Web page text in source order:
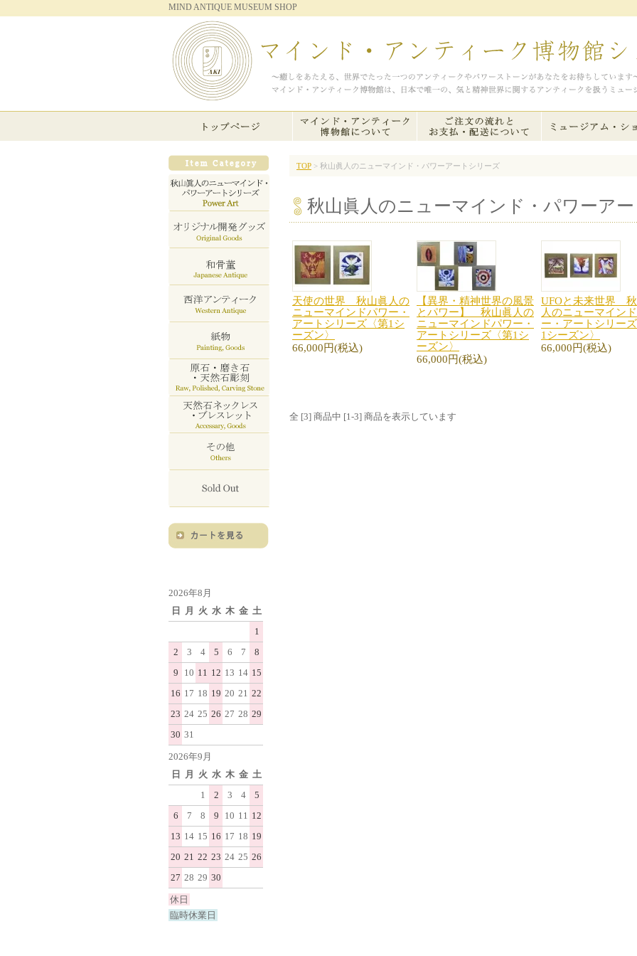
MIND ANTIQUE MUSEUM SHOP
2026年8月
日
月 火 水 木 金 土
1
2
3 4 5 6 7
8
9
10 11 12 13 14 15
16 17 18 19 20 21 22
23 24 25 26 27 28 29
30 31
2026年9月
日
月 火 水 木 金 土
1
2 3 4
5
6
7 8 9 10 11 12
13 14 15 16 17 18 19
20 21 22 23 24 25 26
27 28 29 30
休日
臨時休業日
TOP > 秋山眞人のニューマインド・パワーアートシリーズ
秋山眞人のニューマインド・パワーア
天使の世界 秋山眞人の
ニューマインドパワー・
アートシリーズ〈第1シ
ーズン〉
66,000円(税込)
【異界・精神世界の風景
とパワー】 秋山眞人の
ニューマインドパワー・
アートシリーズ〈第1シ
ーズン〉
66,000円(税込)
UFOと未来世界
人のニューマイン
ー・アートシリー
1シーズン〉
66,000円(税込)
全 [3] 商品中 [1-3] 商品を表示しています